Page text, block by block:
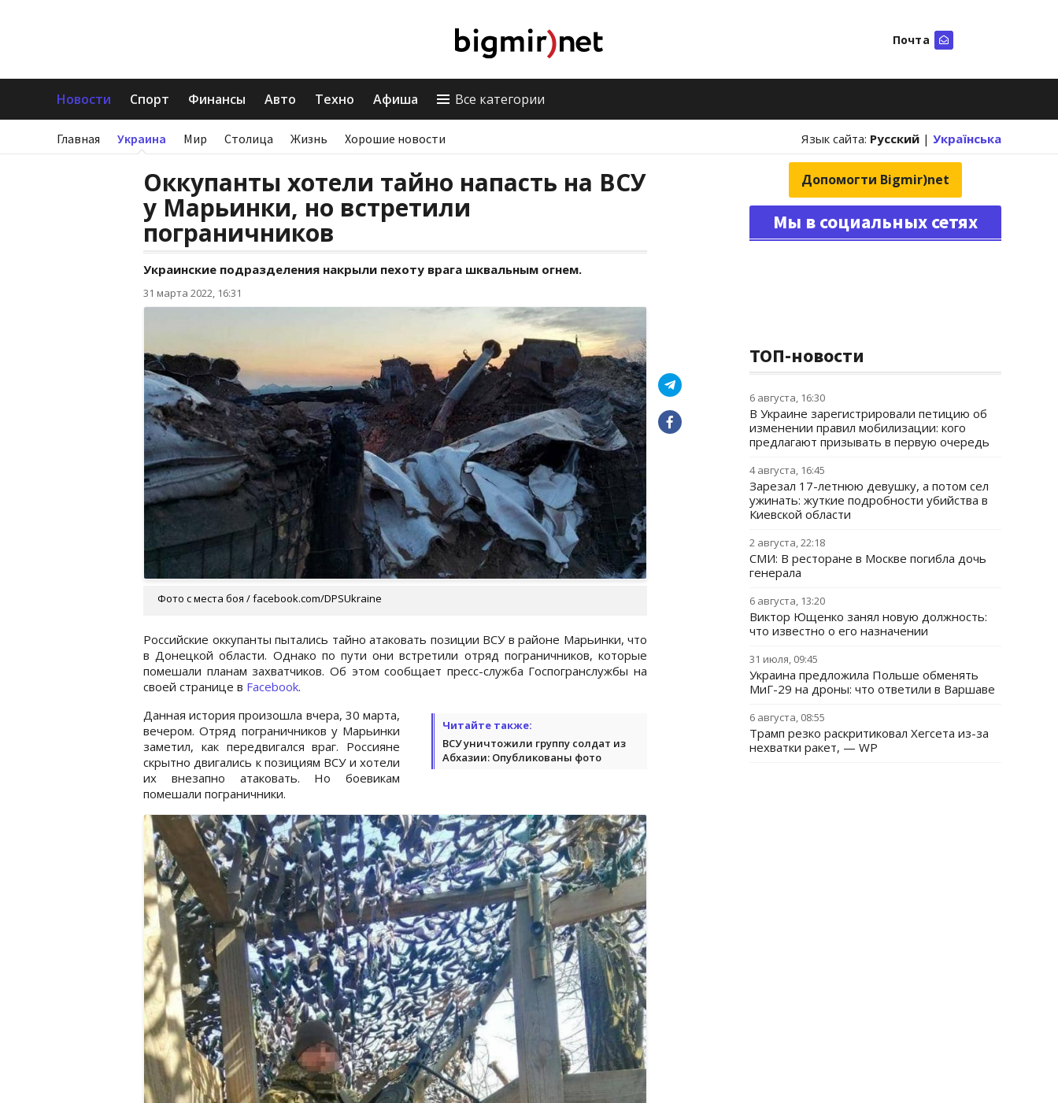
Почта
Новости Спорт Финансы Авто Техно Афиша Все категории
Главная Украина Мир Столица Жизнь Хорошие новости Язык сайта: Русский | Українська
Оккупанты хотели тайно напасть на ВСУ
у Марьинки, но встретили
пограничников
Украинские подразделения накрыли пехоту врага шквальным огнем.
31 марта 2022, 16:31
Фото с места боя / facebook.com/DPSUkraine
Российские оккупанты пытались тайно атаковать позиции ВСУ в районе Марьинки, что
в Донецкой области. Однако по пути они встретили отряд пограничников, которые
помешали планам захватчиков. Об этом сообщает пресс-служба Госпогранслужбы на
своей странице в Facebook.
Читайте также:
ВСУ уничтожили группу солдат из
Абхазии: Опубликованы фото
Данная история произошла вчера, 30 марта,
вечером. Отряд пограничников у Марьинки
заметил, как передвигался враг. Россияне
скрытно двигались к позициям ВСУ и хотели
их внезапно атаковать. Но боевикам
помешали пограничники.
Допомогти Bigmir)net
Мы в социальных сетях
ТОП-новости
6 августа, 16:30
В Украине зарегистрировали петицию об
изменении правил мобилизации: кого
предлагают призывать в первую очередь
4 августа, 16:45
Зарезал 17-летнюю девушку, а потом сел
ужинать: жуткие подробности убийства в
Киевской области
2 августа, 22:18
СМИ: В ресторане в Москве погибла дочь
генерала
6 августа, 13:20
Виктор Ющенко занял новую должность:
что известно о его назначении
31 июля, 09:45
Украина предложила Польше обменять
МиГ-29 на дроны: что ответили в Варшаве
6 августа, 08:55
Трамп резко раскритиковал Хегсета из-за
нехватки ракет, — WP